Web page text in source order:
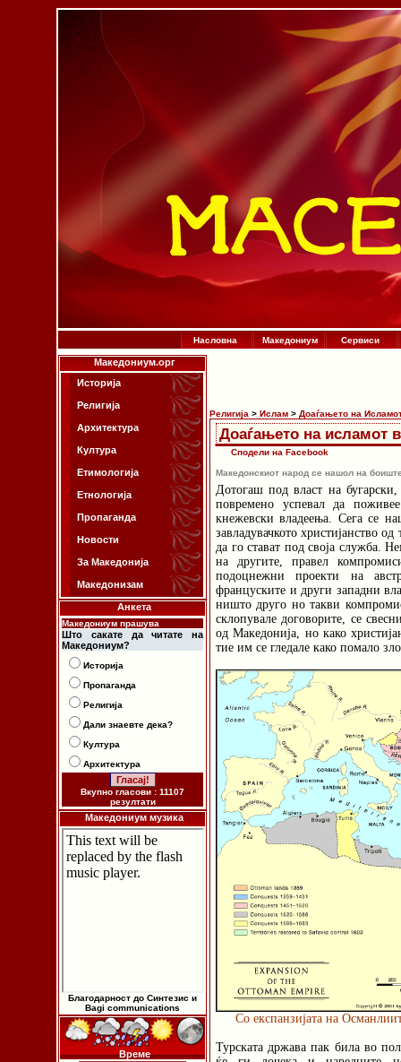
Насловна Македониум Сервиси
Македониум.орг
Историја
Религија
Архитектура
Култура
Етимологија
Етнологија
Пропаганда
Новости
За Македонија
Македонизам
Анкета
Македониум прашува
Што сакате да читате на
Македониум?
Историја
Пропаганда
Религија
Дали знаевте дека?
Култура
Архитектура
Вкупно гласови : 11107
резултати
Македониум музика
Благодарност до Синтезис и
Bagi communications
Време
Религија > Ислам > Доаѓањето на
Доаѓањето на исламот
Сподели на Facebook
Македонскиот народ се нашол на
Дотогаш под власт на
повремено успевал да
кнежевски владеења. Сега се
завладувачкото христијанство
да го стават под своја служба.
на другите, правел
подоцнежни проекти на
француските и други западни
ништо друго но такви
склопувале договорите, се
од Македонија, но како
тие им се гледале како помало
Со експанзијата на
Турската држава пак била во